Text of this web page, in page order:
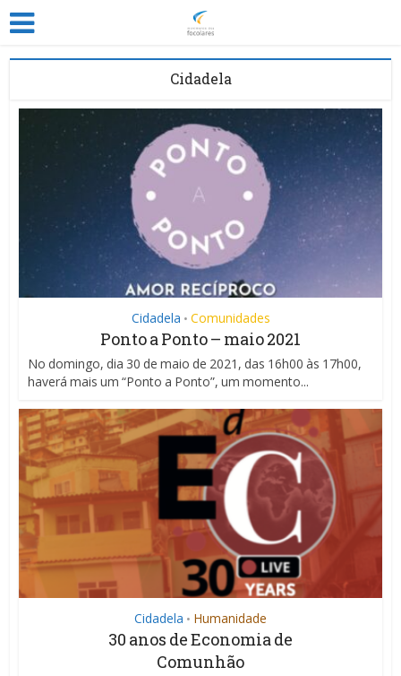
Cidadela
Cidadela • Comunidades
Ponto a Ponto – maio 2021
No domingo, dia 30 de maio de 2021, das 16h00 às 17h00,
haverá mais um “Ponto a Ponto”, um momento...
Cidadela • Humanidade
30 anos de Economia de
Comunhão